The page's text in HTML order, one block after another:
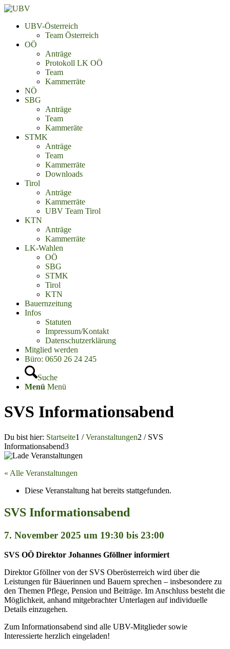
UBV-Österreich
Team Österreich
OÖ
Anträge
Protokoll LK OÖ
Team
Kammerräte
NÖ
SBG
Anträge
Team
Kammeräte
STMK
Anträge
Team
Kammerräte
Downloads
Tirol
Anträge
Kammerräte
UBV Team Tirol
KTN
Anträge
Kammerräte
LK-Wahlen
OÖ
SBG
STMK
Tirol
KTN
Bauernzeitung
Infos
Statuten
Impressum/Kontakt
Datenschutzerklärung
Mitglied werden
Büro: 0650 26 24 245
Suche
Menü Menü
SVS Informationsabend
Du bist hier: Startseite1 / Veranstaltungen2 / SVS
Informationsabend3
« Alle Veranstaltungen
Diese Veranstaltung hat bereits stattgefunden.
SVS Informationsabend
7. November 2025 um 19:30 bis 23:00
SVS OÖ Direktor Johannes Gföllner informiert
Direktor Gföllner von der SVS Oberösterreich wird über die
Leistungen für Bäuerinnen und Bauern sprechen – insbesondere zu
den Themen Pflege, Pension und Beiträge. Im Anschluss besteht die
Möglichkeit, anhand mitgebrachter Unterlagen auf individuelle
Details einzugehen.
Zum Informationsabend sind alle UBV-Mitglieder sowie
Interessierte herzlich eingeladen!